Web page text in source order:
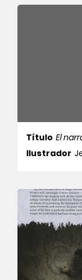
Título El
Ilustrador